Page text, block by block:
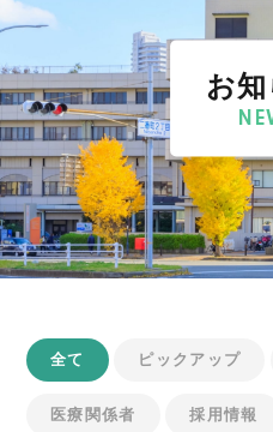
お
全て ピックアップ
医療関係者 採用情報